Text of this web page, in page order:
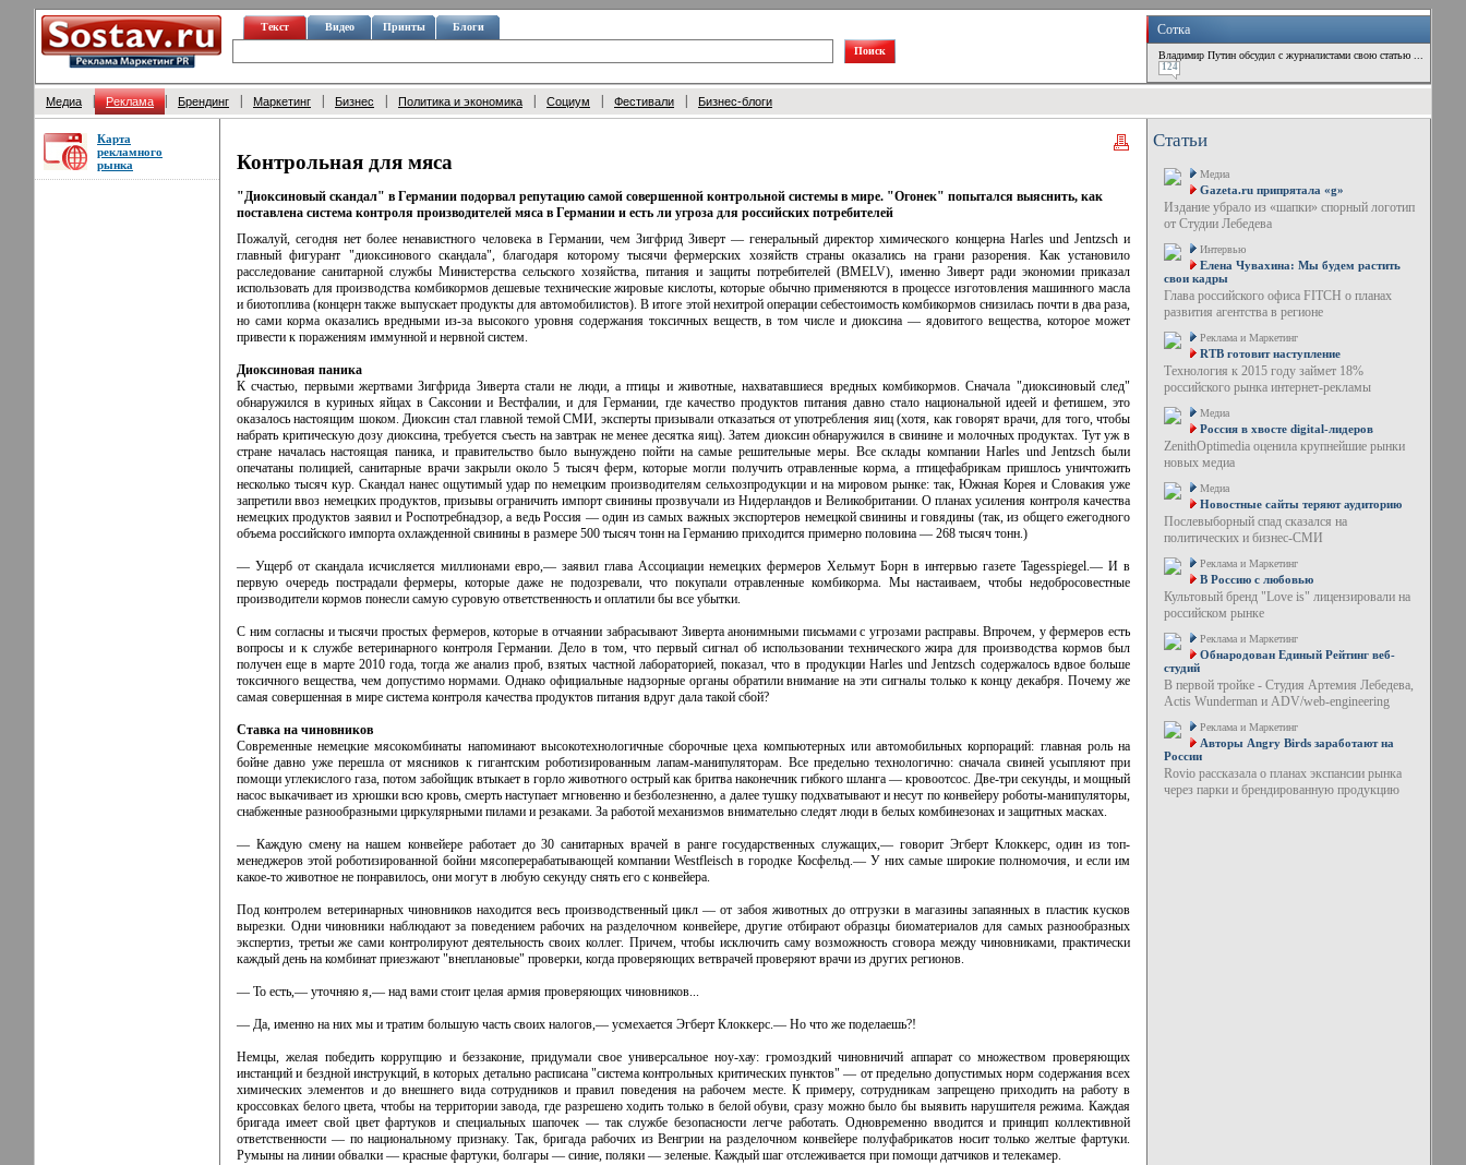
Текст Видео Принты Блоги Сотка
Владимир Путин обсудил с журналистами свою статью ...
124
Медиа Реклама Брендинг Маркетинг Бизнес Политика и экономика Социум Фестивали Бизнес-блоги
Карта
рекламного
рынка
Контрольная для мяса
"Диоксиновый скандал" в Германии подорвал репутацию самой совершенной контрольной системы в мире. "Огонек" попытался выяснить, как
поставлена система контроля производителей мяса в Германии и есть ли угроза для российских потребителей
Пожалуй, сегодня нет более ненавистного человека в Германии, чем Зигфрид Зиверт — генеральный директор химического концерна Harles und Jentzsch и
главный фигурант "диоксинового скандала", благодаря которому тысячи фермерских хозяйств страны оказались на грани разорения. Как установило
расследование санитарной службы Министерства сельского хозяйства, питания и защиты потребителей (BMELV), именно Зиверт ради экономии приказал
использовать для производства комбикормов дешевые технические жировые кислоты, которые обычно применяются в процессе изготовления машинного масла
и биотоплива (концерн также выпускает продукты для автомобилистов). В итоге этой нехитрой операции себестоимость комбикормов снизилась почти в два раза,
но сами корма оказались вредными из-за высокого уровня содержания токсичных веществ, в том числе и диоксина — ядовитого вещества, которое может
привести к поражениям иммунной и нервной систем.
Диоксиновая паника
К счастью, первыми жертвами Зигфрида Зиверта стали не люди, а птицы и животные, нахватавшиеся вредных комбикормов. Сначала "диоксиновый след"
обнаружился в куриных яйцах в Саксонии и Вестфалии, и для Германии, где качество продуктов питания давно стало национальной идеей и фетишем, это
оказалось настоящим шоком. Диоксин стал главной темой СМИ, эксперты призывали отказаться от употребления яиц (хотя, как говорят врачи, для того, чтобы
набрать критическую дозу диоксина, требуется съесть на завтрак не менее десятка яиц). Затем диоксин обнаружился в свинине и молочных продуктах. Тут уж в
стране началась настоящая паника, и правительство было вынуждено пойти на самые решительные меры. Все склады компании Harles und Jentzsch были
опечатаны полицией, санитарные врачи закрыли около 5 тысяч ферм, которые могли получить отравленные корма, а птицефабрикам пришлось уничтожить
несколько тысяч кур. Скандал нанес ощутимый удар по немецким производителям сельхозпродукции и на мировом рынке: так, Южная Корея и Словакия уже
запретили ввоз немецких продуктов, призывы ограничить импорт свинины прозвучали из Нидерландов и Великобритании. О планах усиления контроля качества
немецких продуктов заявил и Роспотребнадзор, а ведь Россия — один из самых важных экспортеров немецкой свинины и говядины (так, из общего ежегодного
объема российского импорта охлажденной свинины в размере 500 тысяч тонн на Германию приходится примерно половина — 268 тысяч тонн.)
— Ущерб от скандала исчисляется миллионами евро,— заявил глава Ассоциации немецких фермеров Хельмут Борн в интервью газете Tagesspiegel.— И в
первую очередь пострадали фермеры, которые даже не подозревали, что покупали отравленные комбикорма. Мы настаиваем, чтобы недобросовестные
производители кормов понесли самую суровую ответственность и оплатили бы все убытки.
С ним согласны и тысячи простых фермеров, которые в отчаянии забрасывают Зиверта анонимными письмами с угрозами расправы. Впрочем, у фермеров есть
вопросы и к службе ветеринарного контроля Германии. Дело в том, что первый сигнал об использовании технического жира для производства кормов был
получен еще в марте 2010 года, тогда же анализ проб, взятых частной лабораторией, показал, что в продукции Harles und Jentzsch содержалось вдвое больше
токсичного вещества, чем допустимо нормами. Однако официальные надзорные органы обратили внимание на эти сигналы только к концу декабря. Почему же
самая совершенная в мире система контроля качества продуктов питания вдруг дала такой сбой?
Ставка на чиновников
Современные немецкие мясокомбинаты напоминают высокотехнологичные сборочные цеха компьютерных или автомобильных корпораций: главная роль на
бойне давно уже перешла от мясников к гигантским роботизированным лапам-манипуляторам. Все предельно технологично: сначала свиней усыпляют при
помощи углекислого газа, потом забойщик втыкает в горло животного острый как бритва наконечник гибкого шланга — кровоотсос. Две-три секунды, и мощный
насос выкачивает из хрюшки всю кровь, смерть наступает мгновенно и безболезненно, а далее тушку подхватывают и несут по конвейеру роботы-манипуляторы,
снабженные разнообразными циркулярными пилами и резаками. За работой механизмов внимательно следят люди в белых комбинезонах и защитных масках.
— Каждую смену на нашем конвейере работает до 30 санитарных врачей в ранге государственных служащих,— говорит Эгберт Клоккерс, один из топ-
менеджеров этой роботизированной бойни мясоперерабатывающей компании Westfleisch в городке Косфельд.— У них самые широкие полномочия, и если им
какое-то животное не понравилось, они могут в любую секунду снять его с конвейера.
Под контролем ветеринарных чиновников находится весь производственный цикл — от забоя животных до отгрузки в магазины запаянных в пластик кусков
вырезки. Одни чиновники наблюдают за поведением рабочих на разделочном конвейере, другие отбирают образцы биоматериалов для самых разнообразных
экспертиз, третьи же сами контролируют деятельность своих коллег. Причем, чтобы исключить саму возможность сговора между чиновниками, практически
каждый день на комбинат приезжают "внеплановые" проверки, когда проверяющих ветврачей проверяют врачи из других регионов.
— То есть,— уточняю я,— над вами стоит целая армия проверяющих чиновников...
— Да, именно на них мы и тратим большую часть своих налогов,— усмехается Эгберт Клоккерс.— Но что же поделаешь?!
Немцы, желая победить коррупцию и беззаконие, придумали свое универсальное ноу-хау: громоздкий чиновничий аппарат со множеством проверяющих
инстанций и бездной инструкций, в которых детально расписана "система контрольных критических пунктов" — от предельно допустимых норм содержания всех
химических элементов и до внешнего вида сотрудников и правил поведения на рабочем месте. К примеру, сотрудникам запрещено приходить на работу в
кроссовках белого цвета, чтобы на территории завода, где разрешено ходить только в белой обуви, сразу можно было бы выявить нарушителя режима. Каждая
бригада имеет свой цвет фартуков и специальных шапочек — так службе безопасности легче работать. Одновременно вводится и принцип коллективной
ответственности — по национальному признаку. Так, бригада рабочих из Венгрии на разделочном конвейере полуфабрикатов носит только желтые фартуки.
Румыны на линии обвалки — красные фартуки, болгары — синие, поляки — зеленые. Каждый шаг отслеживается при помощи датчиков и телекамер.
Статьи
Медиа
Gazeta.ru припрятала «g»
Издание убрало из «шапки» спорный логотип
от Студии Лебедева
Интервью
Елена Чувахина: Мы будем растить
свои кадры
Глава российского офиса FITCH о планах
развития агентства в регионе
Реклама и Маркетинг
RTB готовит наступление
Технология к 2015 году займет 18%
российского рынка интернет-рекламы
Медиа
Россия в хвосте digital-лидеров
ZenithOptimedia оценила крупнейшие рынки
новых медиа
Медиа
Новостные сайты теряют аудиторию
Послевыборный спад сказался на
политических и бизнес-СМИ
Реклама и Маркетинг
В Россию с любовью
Культовый бренд "Love is" лицензировали на
российском рынке
Реклама и Маркетинг
Обнародован Единый Рейтинг веб-
студий
В первой тройке - Студия Артемия Лебедева,
Actis Wunderman и ADV/web-engineering
Реклама и Маркетинг
Авторы Angry Birds заработают на
России
Rovio рассказала о планах экспансии рынка
через парки и брендированную продукцию